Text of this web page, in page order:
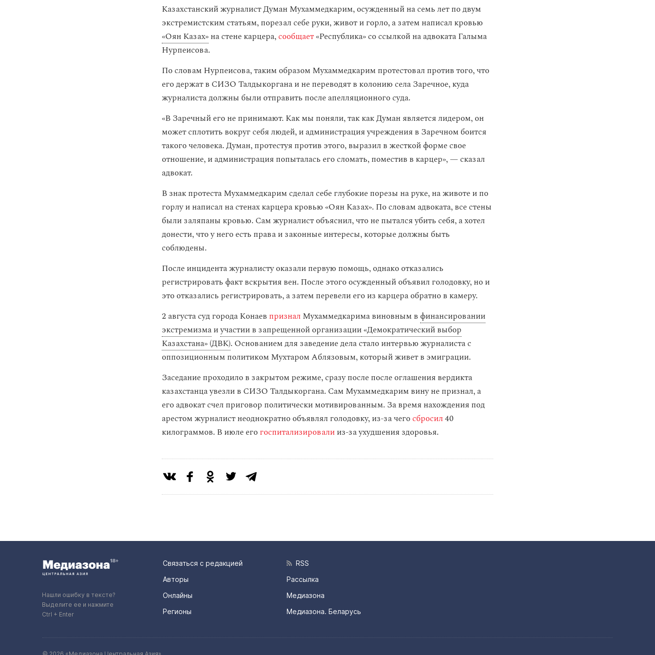
Казахстанский журналист Думан Мухаммедкарим, осужденный на семь лет по двум
экстремистским статьям, порезал себе руки, живот и горло, а затем написал кровью
«Оян Казах»на стене карцера,сообщает«Республика» со ссылкой на адвоката Галыма
Нурпеисова.
По словам Нурпеисова, таким образом Мухаммедкарим протестовал против того, что
его держат в СИЗО Талдыкоргана и не переводят в колонию села Заречное, куда
журналиста должны были отправить после апелляционного суда.
«В Заречный его не принимают. Как мы поняли, так как Думан является лидером, он
может сплотить вокруг себя людей, и администрация учреждения в Заречном боится
такого человека. Думан, протестуя против этого, выразил в жесткой форме свое
отношение, и администрация попыталась его сломать, поместив в карцер», — сказал
адвокат.
В знак протеста Мухаммедкарим сделал себе глубокие порезы на руке, на животе и по
горлу и написал на стенах карцера кровью «Оян Казах». По словам адвоката, все стены
были заляпаны кровью. Сам журналист объяснил, что не пытался убить себя, а хотел
донести, что у него есть права и законные интересы, которые должны быть
соблюдены.
После инцидента журналисту оказали первую помощь, однако отказались
регистрировать факт вскрытия вен. После этого осужденный объявил голодовку, но и
это отказались регистрировать, а затем перевели его из карцера обратно в камеру.
2 августа суд города Конаев признал Мухаммедкарима виновным в финансировании
экстремизмаиучастии в запрещенной организации«Демократический выбор
Казахстана» (ДВК). Основанием для заведение дела стало интервью журналиста с
оппозиционным политиком Мухтаром Аблязовым, который живет в эмиграции.
Заседание проходило в закрытом режиме, сразу после после оглашения вердикта
казахстанца увезли в СИЗО Талдыкоргана. Сам Мухаммедкарим вину не признал, а
его адвокат счел приговор политически мотивированным. За время нахождения под
арестом журналист неоднократно объявлял голодовку, из-за чегосбросил40
килограммов. В июле егогоспитализировалииз-за ухудшения здоровья.
Нашли ошибку в тексте?
Выделите ее и нажмите
Ctrl + Enter
Связаться с редакцией
Авторы
Онлайны
Регионы
RSS
Рассылка
Медиазона
Медиазона. Беларусь